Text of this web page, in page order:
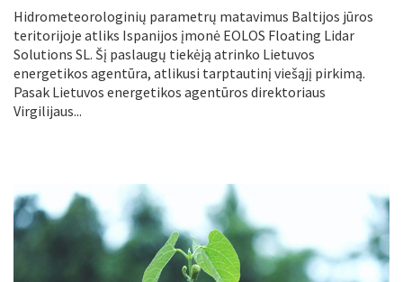
Hidrometeorologinių parametrų matavimus Baltijos jūros
teritorijoje atliks Ispanijos įmonė EOLOS Floating Lidar
Solutions SL. Šį paslaugų tiekėją atrinko Lietuvos
energetikos agentūra, atlikusi tarptautinį viešąjį pirkimą.
Pasak Lietuvos energetikos agentūros direktoriaus
Virgilijaus...